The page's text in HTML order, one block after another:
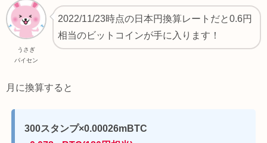
うさぎ
パイセン
2022/11/23時点の日本円換算レートだと0.6円
相当のビットコインが手に入ります！
月に換算すると
300スタンプ×0.00026mBTC